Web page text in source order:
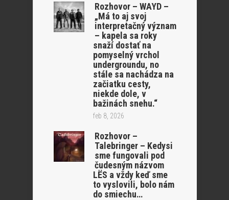
Rozhovor – WAYD –
„Má to aj svoj
interpretačný význam
– kapela sa roky
snaží dostať na
pomyselný vrchol
undergroundu, no
stále sa nachádza na
začiatku cesty,
niekde dole, v
bažinách snehu.“
feb 8, 2026
Rozhovor –
Talebringer – Kedysi
sme fungovali pod
čudesným názvom
LËS a vždy keď sme
to vyslovili, bolo nám
do smiechu…